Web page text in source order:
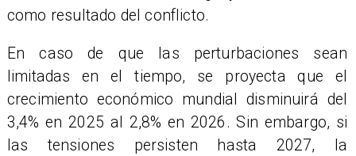
como resultado del conflicto.
En caso de que las perturbaciones sean
limitadas en el tiempo, se proyecta que el
crecimiento económico mundial disminuirá del
3,4% en 2025 al 2,8% en 2026. Sin embargo, si
las tensiones persisten hasta 2027, la